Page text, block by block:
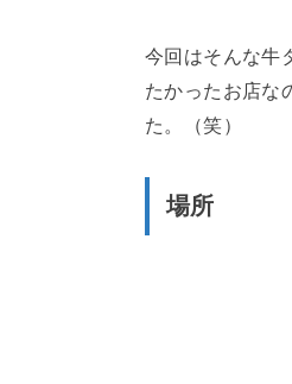
今回はそんな牛
たかったお店な
た。（笑）
場所